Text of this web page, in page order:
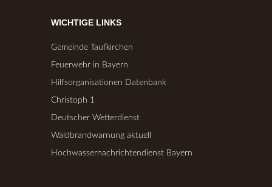
WICHTIGE LINKS
Gemeinde Taufkirchen
Feuerwehr in Bayern
Hilfsorganisationen Datenbank
Christoph 1
Deutscher Wetterdienst
Waldbrandwarnung aktuell
Hochwassernachrichtendienst Bayern